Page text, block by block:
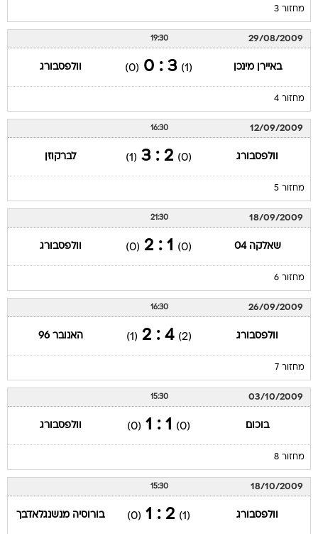
מחזור 3
29/08/2009
19:30
באיירן מינכן (1)
3 : 0
(0) וולפסבורג
מחזור 4
12/09/2009
16:30
וולפסבורג (0)
2 : 3
(1) לברקוזן
מחזור 5
18/09/2009
21:30
שאלקה 04 (0)
1 : 2
(0) וולפסבורג
מחזור 6
26/09/2009
16:30
וולפסבורג (2)
4 : 2
(1) האנובר 96
מחזור 7
03/10/2009
15:30
בוכום (0)
1 : 1
(0) וולפסבורג
מחזור 8
18/10/2009
15:30
וולפסבורג (1)
2 : 1
(0) בורוסיה מנשנגלאדבך